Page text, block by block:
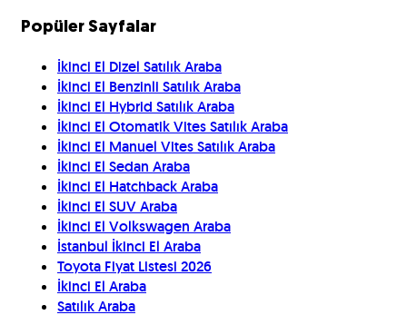
Popüler Sayfalar
İkinci El Dizel Satılık Araba
İkinci El Benzinli Satılık Araba
İkinci El Hybrid Satılık Araba
İkinci El Otomatik Vites Satılık Araba
İkinci El Manuel Vites Satılık Araba
İkinci El Sedan Araba
İkinci El Hatchback Araba
İkinci El SUV Araba
İkinci El Volkswagen Araba
İstanbul İkinci El Araba
Toyota Fiyat Listesi 2026
İkinci El Araba
Satılık Araba